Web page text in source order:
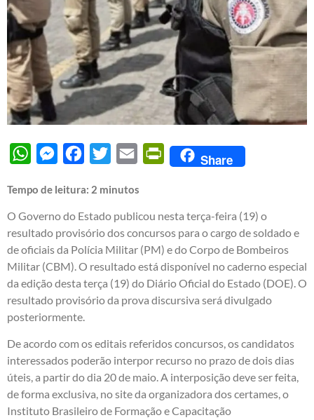
WhatsAppMessengerFacebook
Twitter Email PrintFriendly
Share
Tempo de leitura: 2 minutos
O Governo do Estado publicou nesta terça-feira (19) o
resultado provisório dos concursos para o cargo de soldado e
de oficiais da Polícia Militar (PM) e do Corpo de Bombeiros
Militar (CBM). O resultado está disponível no caderno especial
da edição desta terça (19) do Diário Oficial do Estado (DOE). O
resultado provisório da prova discursiva será divulgado
posteriormente.
De acordo com os editais referidos concursos, os candidatos
interessados poderão interpor recurso no prazo de dois dias
úteis, a partir do dia 20 de maio. A interposição deve ser feita,
de forma exclusiva, no site da organizadora dos certames, o
Instituto Brasileiro de Formação e Capacitação